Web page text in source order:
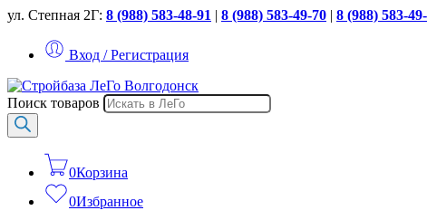
ул. Степная 2Г: 8 (988) 583-48-91 | 8 (988) 583-49-70 | 8 (988) 583-
Вход / Регистрация
Поиск товаров
0Корзина
0Избранное